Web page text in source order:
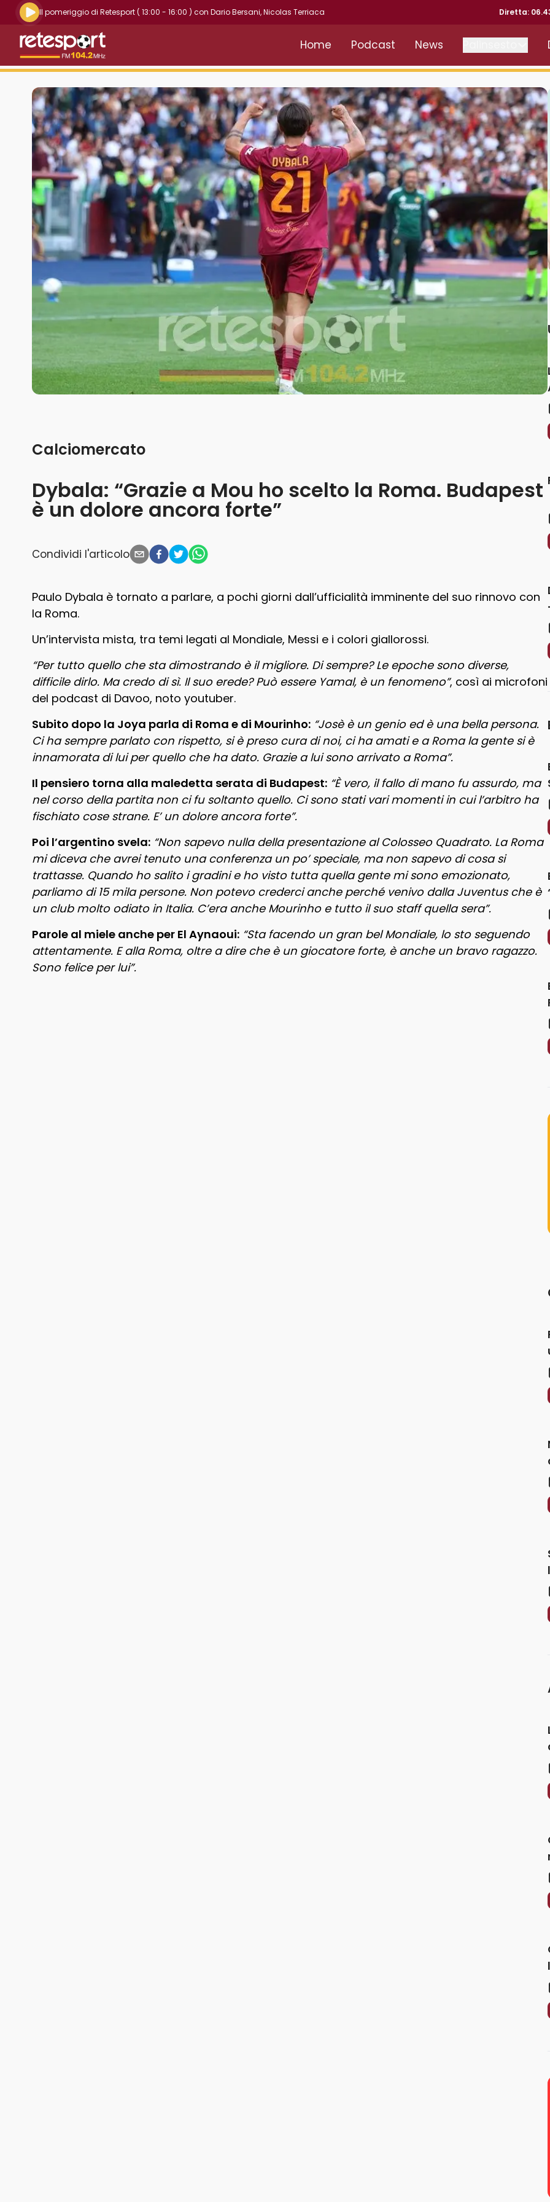
Riproduci la radio live
Il pomeriggio di Retesport( 13:00 - 16:00 ) con Dario Bersani,Nicolas Terriaca Diretta:
Retesport 104.2 FM
Home Podcast News
Dybala: “Grazie a Mou ho scelto la Roma. Budapest
è un dolore ancora forte”
Calciomercato
Condividi l'articolo
Paulo Dybala è tornato a parlare, a pochi giorni dall’ufficialità imminente del suo rinnovo con
la Roma.
Un’intervista mista, tra temi legati al Mondiale, Messi e i colori giallorossi.
“Per tutto quello che sta dimostrando è il migliore. Di sempre? Le epoche sono diverse,
difficile dirlo. Ma credo di sì. Il suo erede? Può essere Yamal, è un fenomeno”, così ai microfoni
del podcast di Davoo, noto youtuber.
Subito dopo la Joya parla di Roma e di Mourinho: “Josè è un genio ed è una bella persona.
Ci ha sempre parlato con rispetto, si è preso cura di noi, ci ha amati e a Roma la gente si è
innamorata di lui per quello che ha dato. Grazie a lui sono arrivato a Roma”.
Il pensiero torna alla maledetta serata di Budapest: “È vero, il fallo di mano fu assurdo, ma
nel corso della partita non ci fu soltanto quello. Ci sono stati vari momenti in cui l’arbitro ha
fischiato cose strane. E’ un dolore ancora forte”.
Poi l’argentino svela: “Non sapevo nulla della presentazione al Colosseo Quadrato. La Roma
mi diceva che avrei tenuto una conferenza un po’ speciale, ma non sapevo di cosa si
trattasse. Quando ho salito i gradini e ho visto tutta quella gente mi sono emozionato,
parliamo di 15 mila persone. Non potevo crederci anche perché venivo dalla Juventus che è
un club molto odiato in Italia. C’era anche Mourinho e tutto il suo staff quella sera”.
Parole al miele anche per El Aynaoui: “Sta facendo un gran bel Mondiale, lo sto seguendo
attentamente. E alla Roma, oltre a dire che è un giocatore forte, è anche un bravo ragazzo.
Sono felice per lui”.